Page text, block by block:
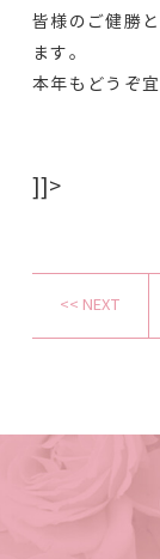
皆様のご健勝
ます。
本年もどうぞ
]]>
<< NEXT